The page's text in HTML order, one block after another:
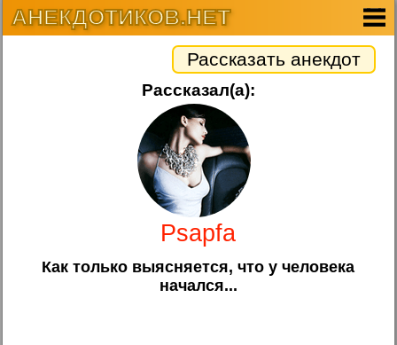
АНЕКДОТИКОВ.НЕТ
Рассказать анекдот
Рассказал(а):
Psapfa
Как только выясняется, что у человека
начался...